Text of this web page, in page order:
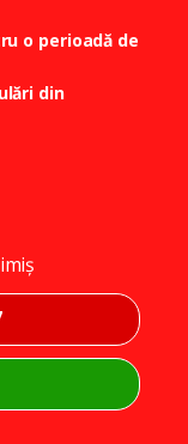
o perioadă de
din